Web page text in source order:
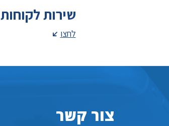
שירות לקוחות
לחצו
צור קשר